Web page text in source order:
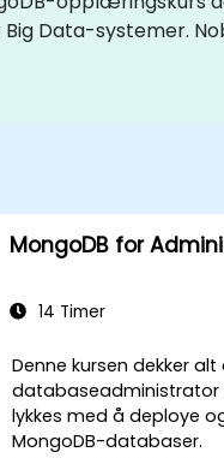
Data-systemer.
MongoDB for
14 Timer
Denne kursen dekker alt
databaseadministrator
lykkes med å deploye
MongoDB-databaser.